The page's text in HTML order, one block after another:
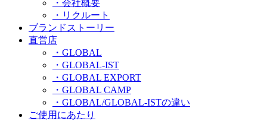
・会社概要
・リクルート
ブランドストーリー
直営店
・GLOBAL
・GLOBAL-IST
・GLOBAL EXPORT
・GLOBAL CAMP
・GLOBAL/GLOBAL-ISTの違い
ご使用にあたり